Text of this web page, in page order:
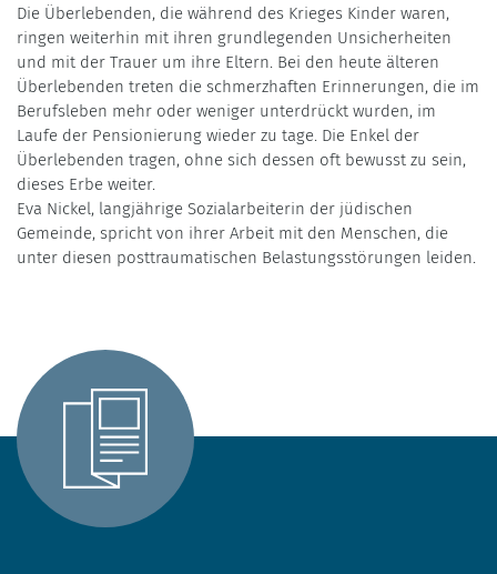
Die Überlebenden, die während des Krieges Kinder waren,
ringen weiterhin mit ihren grundlegenden Unsicherheiten
und mit der Trauer um ihre Eltern. Bei den heute älteren
Überlebenden treten die schmerzhaften Erinnerungen, die im
Berufsleben mehr oder weniger unterdrückt wurden, im
Laufe der Pensionierung wieder zu tage. Die Enkel der
Überlebenden tragen, ohne sich dessen oft bewusst zu sein,
dieses Erbe weiter.
Eva Nickel, langjährige Sozialarbeiterin der jüdischen
Gemeinde, spricht von ihrer Arbeit mit den Menschen, die
unter diesen posttraumatischen Belastungsstörungen leiden.